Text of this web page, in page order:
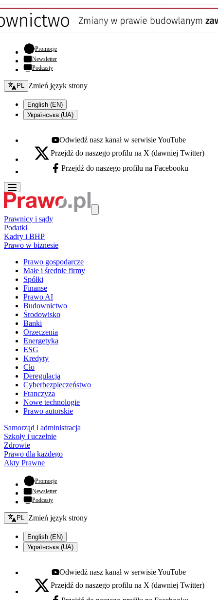
Promocje- otwiera się w nowej karcie
Newsletter
Podcasty
Zmień język - bieżący:
PL Zmień język strony
English (EN)
Українська (UA)
Youtube - otwiera się w nowej karcie
Odwiedź nasz kanał w serwisie YouTube
X - otwiera się w nowej karcie
Przejdź do naszego profilu na X (dawniej Twitter)
Facebook - otwiera się w nowej karcie
Przejdź do naszego profilu na Facebooku
Prawnicy i sądy
Podatki
Kadry i BHP
Prawo w biznesie
Prawo gospodarcze
Małe i średnie firmy
Spółki
Finanse
Prawo AI
Budownictwo
Środowisko
Banki
Orzeczenia
Energetyka
ESG
Kredyty
Cło
Deregulacja
Cyberbezpieczeństwo
Franczyza
Nowe technologie
Prawo autorskie
Samorząd i administracja
Szkoły i uczelnie
Zdrowie
Prawo dla każdego
Akty Prawne
Promocje- otwiera się w nowej karcie
Newsletter
Podcasty
Zmień język - bieżący:
PL Zmień język strony
English (EN)
Українська (UA)
Youtube - otwiera się w nowej karcie
Odwiedź nasz kanał w serwisie YouTube
X - otwiera się w nowej karcie
Przejdź do naszego profilu na X (dawniej Twitter)